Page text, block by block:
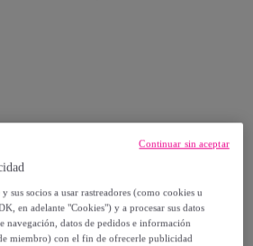
con Yute y Hebilla
sus socios a usar rastreadores (como cookies u
en adelante "Cookies") y a procesar sus datos
navegación, datos de pedidos e información
miembro) con el fin de ofrecerle publicidad
Continuar sin aceptar